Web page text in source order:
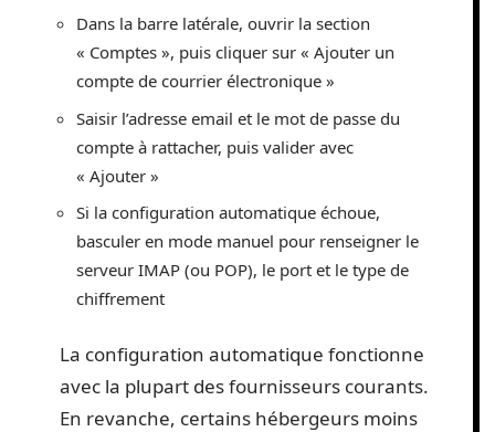
Dans la barre latérale, ouvrir la section
« Comptes », puis cliquer sur « Ajouter un
compte de courrier électronique »
Saisir l’adresse email et le mot de passe du
compte à rattacher, puis valider avec
« Ajouter »
Si la configuration automatique échoue,
basculer en mode manuel pour renseigner le
serveur IMAP (ou POP), le port et le type de
chiffrement
La configuration automatique fonctionne
avec la plupart des fournisseurs courants.
En revanche, certains hébergeurs moins